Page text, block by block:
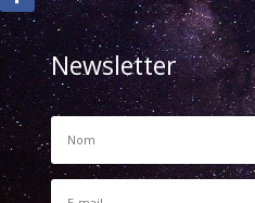
Newsletter